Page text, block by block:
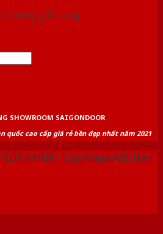
trong giỏ hàng.
SHOWROOM SAIGONDOOR
quốc cao cấp giá rẻ bền đẹp nhất năm 2021
CỬA NHỰA/Cửa Nhựa ABS Hàn